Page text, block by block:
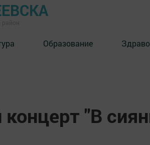
Образование
"В